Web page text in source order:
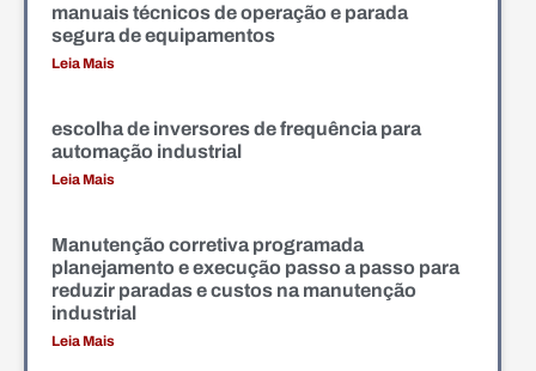
manuais técnicos de operação e parada
segura de equipamentos
Leia Mais
escolha de inversores de frequência para
automação industrial
Leia Mais
Manutenção corretiva programada
planejamento e execução passo a passo para
reduzir paradas e custos na manutenção
industrial
Leia Mais